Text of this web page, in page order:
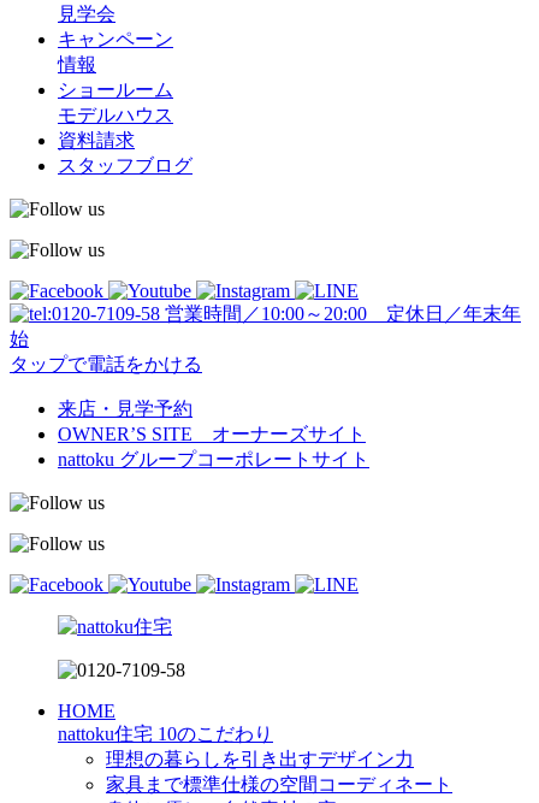
見学会
キャンペーン
情報
ショールーム
モデルハウス
資料請求
スタッフブログ
営業時間／10:00～20:00 定休日／年末年
始
タップで電話をかける
来店・見学予約
OWNER’S SITE オーナーズサイト
nattoku グループコーポレートサイト
HOME
nattoku住宅 10のこだわり
理想の暮らしを引き出すデザイン力
家具まで標準仕様の空間コーディネート